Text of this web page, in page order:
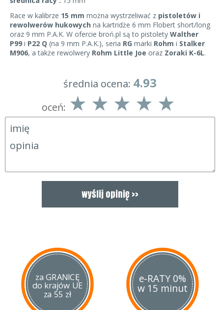
Race w kalibrze 15 mm można wystrzeliwać z pistoletów i
rewolwerów hukowych na kartridże 6 mm Flobert short/long
oraz 9 mm P.A.K. W ofercie broń.pl są to pistolety Walther
P99 i P22 Q (na 9 mm P.A.K.), seria RG marki Rohm i Stalker
M906, a także rewolwery Rohm Little Joe oraz Zoraki K-6L.
średnia ocena: 4.93
oceń:
za GRANICĘ
do krajów UE
za 55 zł
e-RATY 0%
w 15 minut